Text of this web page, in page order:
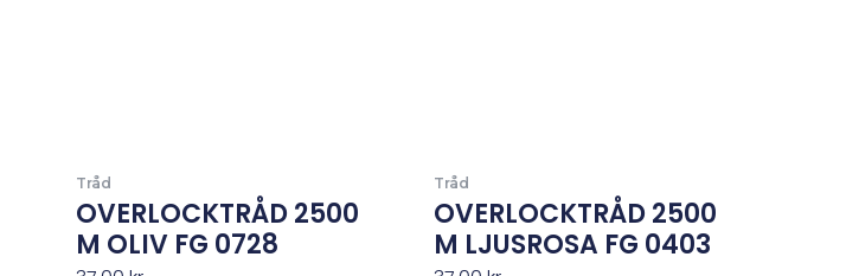
Tråd
OVERLOCKTRÅD 2500
M OLIV FG 0728
Tråd
OVERLOCKTRÅD 2500
M LJUSROSA FG 0403